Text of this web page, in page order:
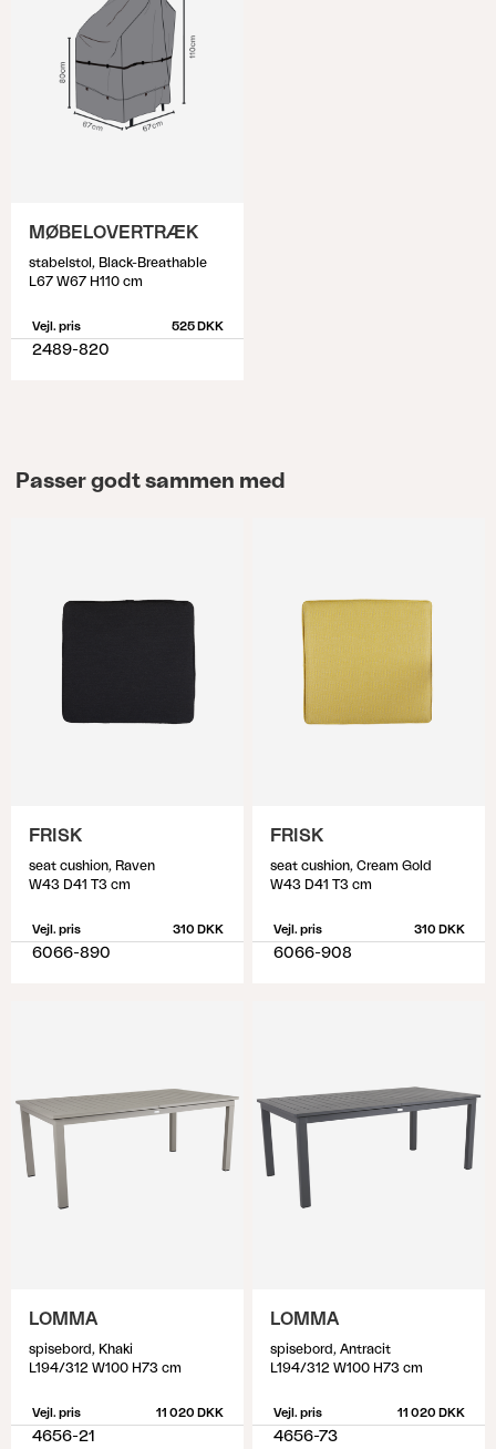
MØBELOVERTRÆK
stabelstol, Black-Breathable
L67 W67 H110 cm
Vejl. pris 525 DKK
2489-820
Passer godt sammen med
FRISK
seat cushion, Raven
W43 D41 T3 cm
Vejl. pris 310 DKK
6066-890
FRISK
seat cushion, Cream Gold
W43 D41 T3 cm
Vejl. pris 310 DKK
6066-908
LOMMA
spisebord, Khaki
L194/312 W100 H73 cm
Vejl. pris 11 020 DKK
4656-21
LOMMA
spisebord, Antracit
L194/312 W100 H73 cm
Vejl. pris 11 020 DKK
4656-73